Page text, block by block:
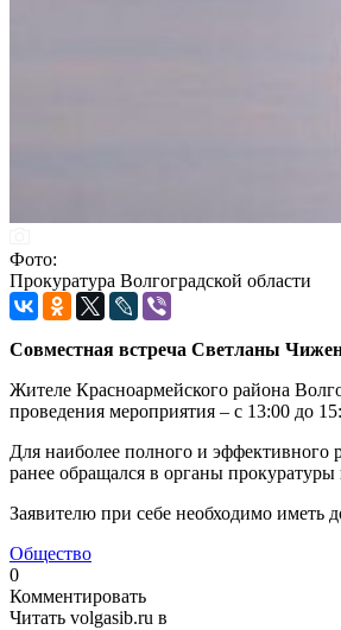
Фото:
Прокуратура Волгоградской области
Совместная встреча Светланы
Жителе Красноармейского района
проведения мероприятия – с 13:00 до
Для наиболее полного и эффективного
ранее обращался в органы
Заявителю при себе необходимо иметь
Общество
0
Комментировать
Читать volgasib.ru в